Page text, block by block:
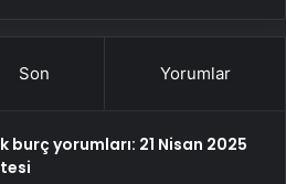
Son Yorumlar
burç yorumları: 21 Nisan 2025